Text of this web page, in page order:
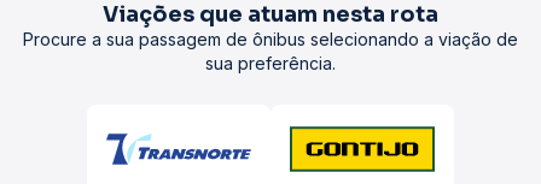
Viações que atuam nesta rota
Procure a sua passagem de ônibus selecionando a viação de
sua preferência.